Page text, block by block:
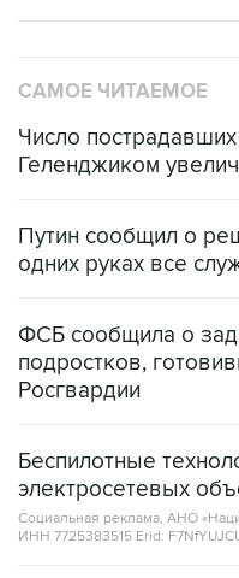
САМОЕ ЧИТАЕМОЕ
Число
Геленджиком
Путин сообщил о
одних руках все
ФСБ сообщила о
подростков,
Росгвардии
Беспилотные
электросетевых
Социальная реклама, АНО
ИНН 7725383515 Erid: